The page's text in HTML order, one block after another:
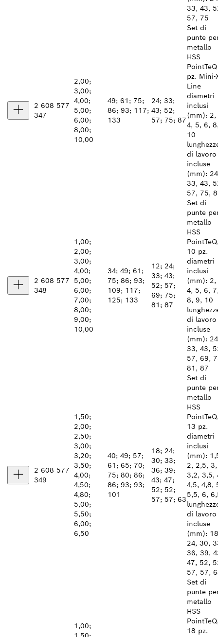
33, 43,
57, 75
2 608 577
347
2,00;
3,00;
4,00;
5,00;
6,00;
8,00;
10,00
49; 61; 75;
86; 93; 117;
133
24; 33;
43; 52;
57; 75; 87
Set di
punte
metallo
HSS
pz. Mini-
Line
diametri
inclusi
(mm): 2,
4, 5, 6,
10
di lavoro
incluse
(mm):
33, 43,
57, 75,
2 608 577
348
1,00;
2,00;
3,00;
4,00;
5,00;
6,00;
7,00;
8,00;
9,00;
10,00
34; 49; 61;
75; 86; 93;
109; 117;
125; 133
12; 24;
33; 43;
52; 57;
69; 75;
81; 87
Set di
punte
metallo
HSS
10 pz.
diametri
inclusi
(mm): 2,
4, 5, 6,
8, 9, 10
di lavoro
incluse
(mm):
33, 43,
57, 69,
81, 87
2 608 577
349
1,50;
2,00;
2,50;
3,00;
3,20;
3,50;
4,00;
4,50;
4,80;
5,00;
5,50;
6,00;
6,50
40; 49; 57;
61; 65; 70;
75; 80; 86;
86; 93; 93;
101
18; 24;
30; 33;
36; 39;
43; 47;
52; 52;
57; 57; 63
Set di
punte
metallo
HSS
13 pz.
diametri
inclusi
(mm):
2, 2,5, 3,
3,2, 3,5,
4,5, 4,8,
5,5, 6,
di lavoro
incluse
(mm):
24, 30,
36, 39,
47, 52,
57, 57,
1,00;
Set di
punte
metallo
HSS
18 pz.